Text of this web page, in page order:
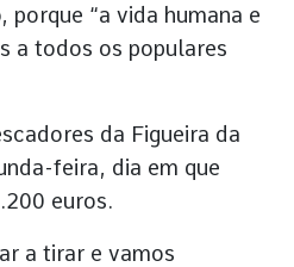
porque “a vida humana e
a todos os populares
da Figueira da
feira, dia em que
euros.
a tirar e vamos